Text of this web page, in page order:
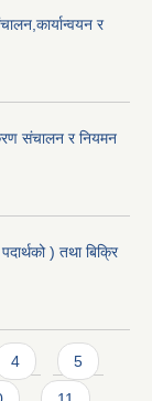
र
संचालन र नियमन
) तथा बिक्रि
4 5